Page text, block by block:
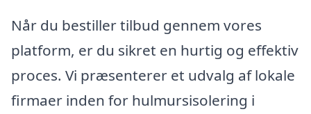
Når du bestiller tilbud gennem vores
platform, er du sikret en hurtig og effektiv
proces. Vi præsenterer et udvalg af lokale
firmaer inden for hulmursisolering i